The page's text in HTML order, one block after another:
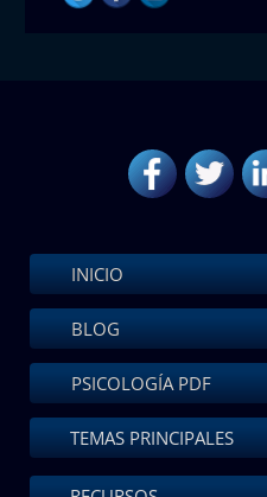
INICIO
BLOG
PSICOLOGÍA PDF
TEMAS PRINCIPALES